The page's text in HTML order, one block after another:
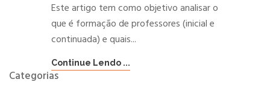
Este artigo tem como objetivo analisar o
que é formação de professores (inicial e
continuada) e quais...
Continue Lendo ...
Categorias